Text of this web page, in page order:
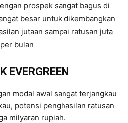
prospek sangat bagus di
besar untuk dikembangkan
jutaan sampai ratusan juta
per bulan
EVERGREEN
modal awal sangat terjangkau
potensi penghasilan ratusan
milyaran rupiah.